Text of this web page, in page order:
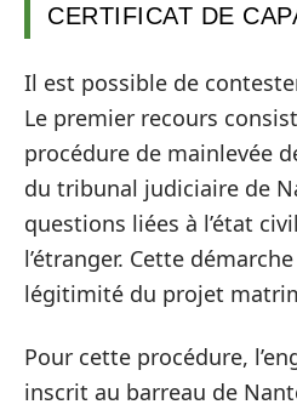
CERTIFICAT DE
Il est possible de
Le premier recours
procédure de mainlevée
du tribunal judiciaire de
questions liées à l’état
l’étranger. Cette
légitimité du projet
Pour cette procédure,
inscrit au barreau de